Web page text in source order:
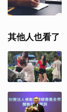
其他人也看了